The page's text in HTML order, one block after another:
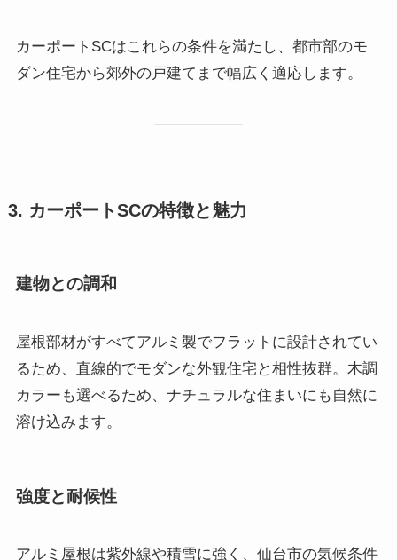
カーポートSCはこれらの条件を満たし、都市部のモ
ダン住宅から郊外の戸建てまで幅広く適応します。
3. カーポートSCの特徴と魅力
建物との調和
屋根部材がすべてアルミ製でフラットに設計されてい
るため、直線的でモダンな外観住宅と相性抜群。木調
カラーも選べるため、ナチュラルな住まいにも自然に
溶け込みます。
強度と耐候性
アルミ屋根は紫外線や積雪に強く、仙台市の気候条件